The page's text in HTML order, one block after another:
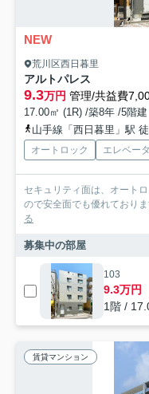
NEW
荒川区西日暮里
アルトパレス
9.3万円 管理/共益費
17.00㎡ (1R) /築8年 /5階建
山手線「西日暮里」駅
オートロック エレベー
セキュリティ面は、オート
ので安全面でも優れており
る
募集中の部屋
103
9.3万円
1階 /
賃貸マンション